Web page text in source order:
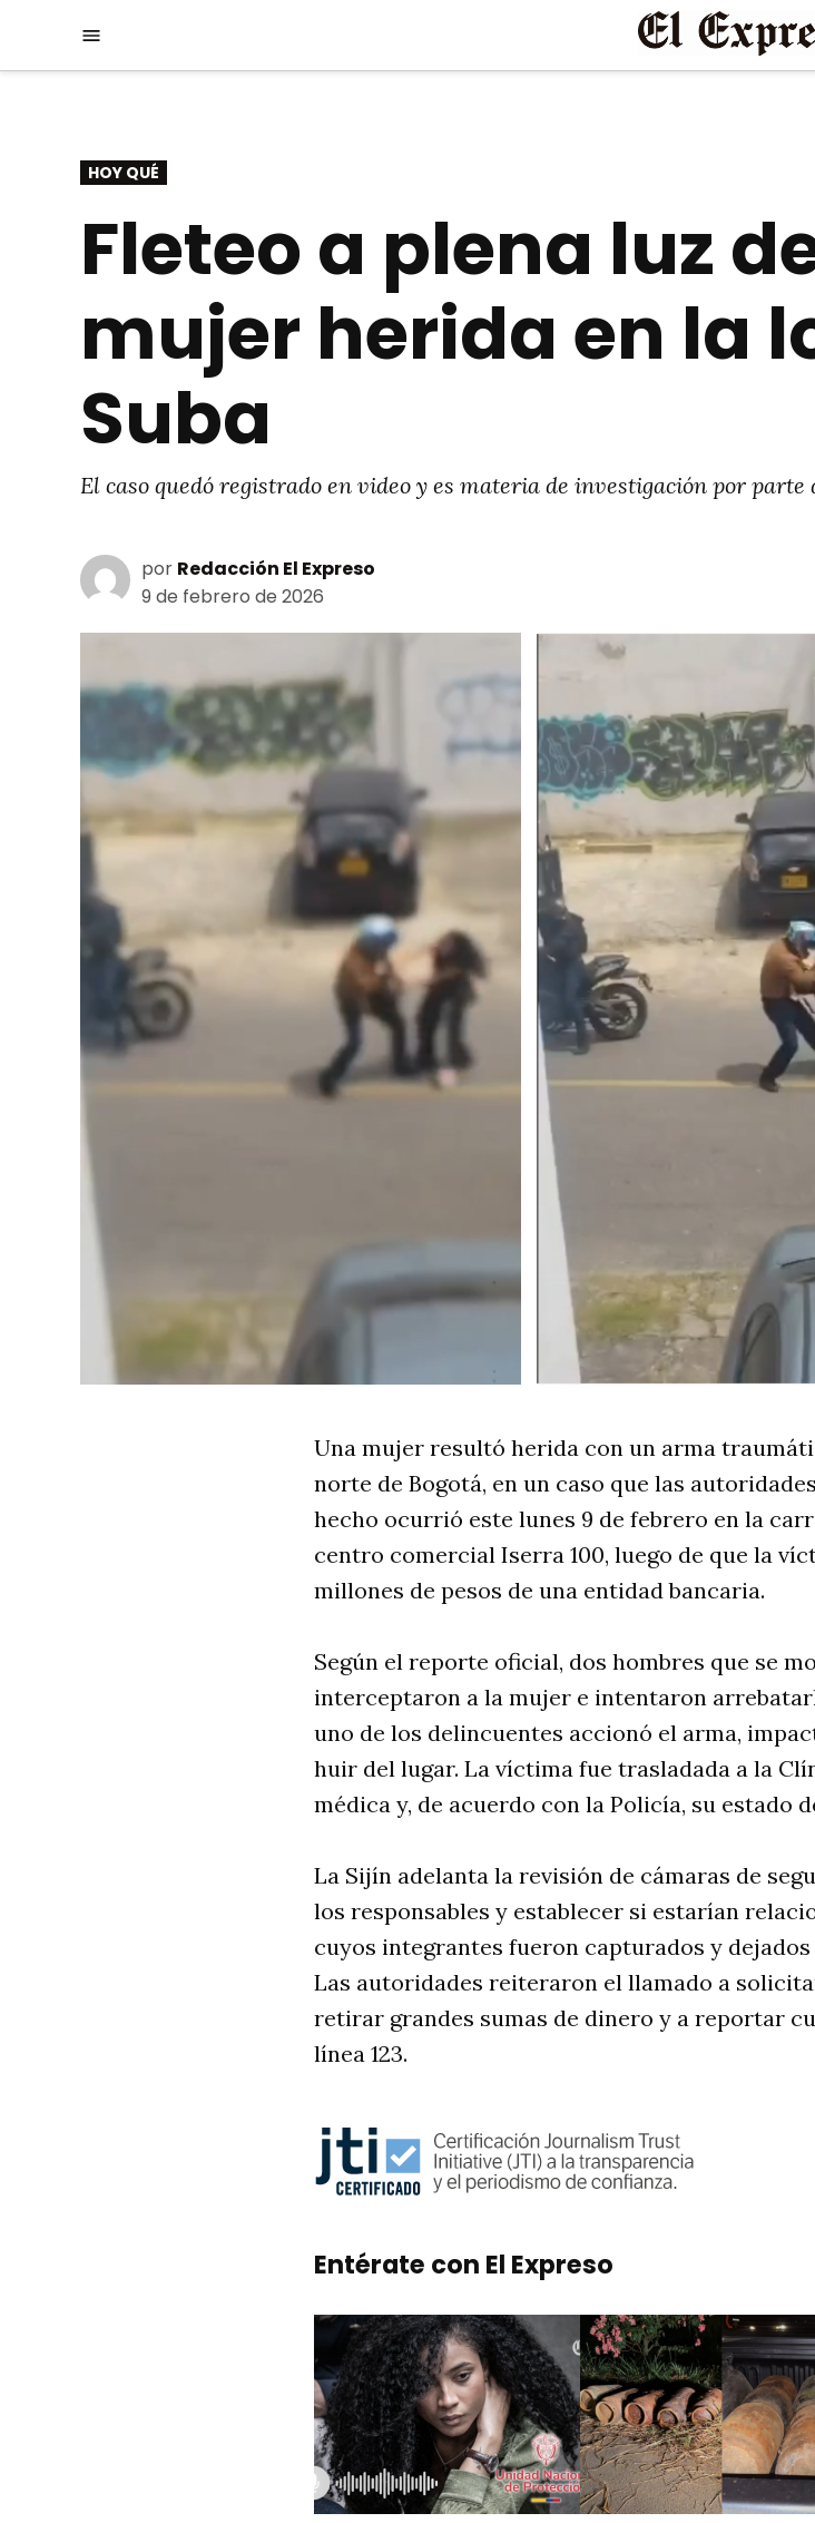
Menú
PUBLICADO
EN
HOY QUÉ
Fleteo a plena luz
mujer herida en la
Suba
El caso quedó registrado en video y es materia de investigación por
por Redacción El Expreso
9 de febrero de 2026
Una mujer resultó herida con un arma
norte de Bogotá, en un caso que las
hecho ocurrió este lunes 9 de febrero en la
centro comercial Iserra 100, luego de que la
millones de pesos de una entidad bancaria.
Según el reporte oficial, dos hombres que se
interceptaron a la mujer e intentaron
uno de los delincuentes accionó el arma,
huir del lugar. La víctima fue trasladada a la
médica y, de acuerdo con la Policía, su estado
La Sijín adelanta la revisión de cámaras de
los responsables y establecer si estarían
cuyos integrantes fueron capturados y
Las autoridades reiteraron el llamado a
retirar grandes sumas de dinero y a reportar
línea 123.
Entérate con El Expreso